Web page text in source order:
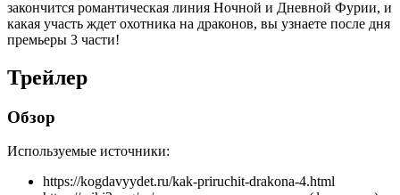
закончится романтическая линия Ночной и Дневной Фурии, и
какая участь ждет охотника на драконов, вы узнаете после дня
премьеры 3 части!
Трейлер
Обзор
Используемые источники:
https://kogdavyydet.ru/kak-priruchit-drakona-4.html